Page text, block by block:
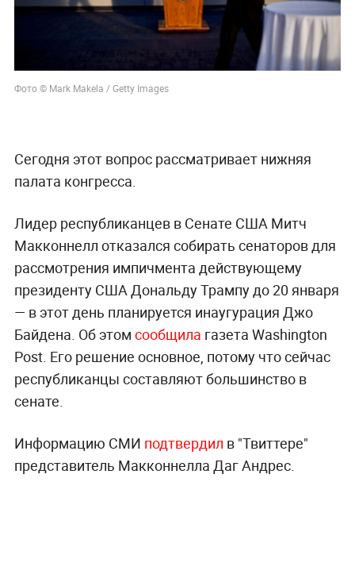
Фото © Mark Makela / Getty Images
Сегодня этот вопрос рассматривает нижняя
палата конгресса.
Лидер республиканцев в Сенате США Митч
Макконнелл отказался собирать сенаторов для
рассмотрения импичмента действующему
президенту США Дональду Трампу до 20 января
— в этот день планируется инаугурация Джо
Байдена. Об этом сообщила газета Washington
Post. Его решение основное, потому что сейчас
республиканцы составляют большинство в
сенате.
Информацию СМИ подтвердил в "Твиттере"
представитель Макконнелла Даг Андрес.